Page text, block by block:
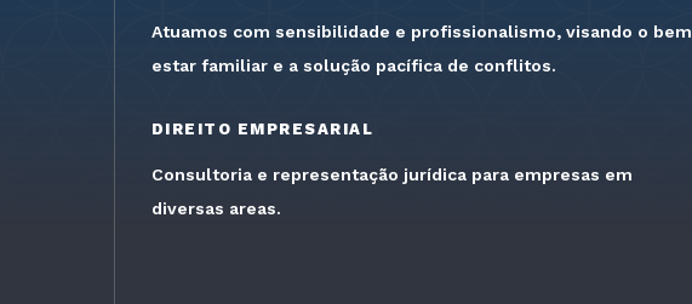
Atuamos com sensibilidade e profissionalismo, visando o bem
estar familiar e a solução pacífica de conflitos.
DIREITO EMPRESARIAL
Consultoria e representação jurídica para empresas em
diversas areas.